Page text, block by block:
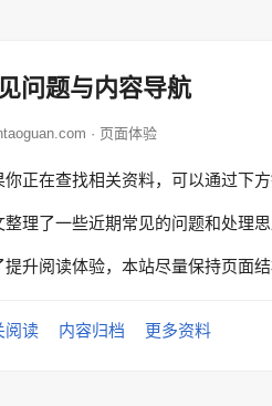
问题与内容导航
· 页面体验
你正在查找相关资料，可以通过下
整理了一些近期常见的问题和处理
提升阅读体验，本站尽量保持页面
阅读 内容归档 更多资料